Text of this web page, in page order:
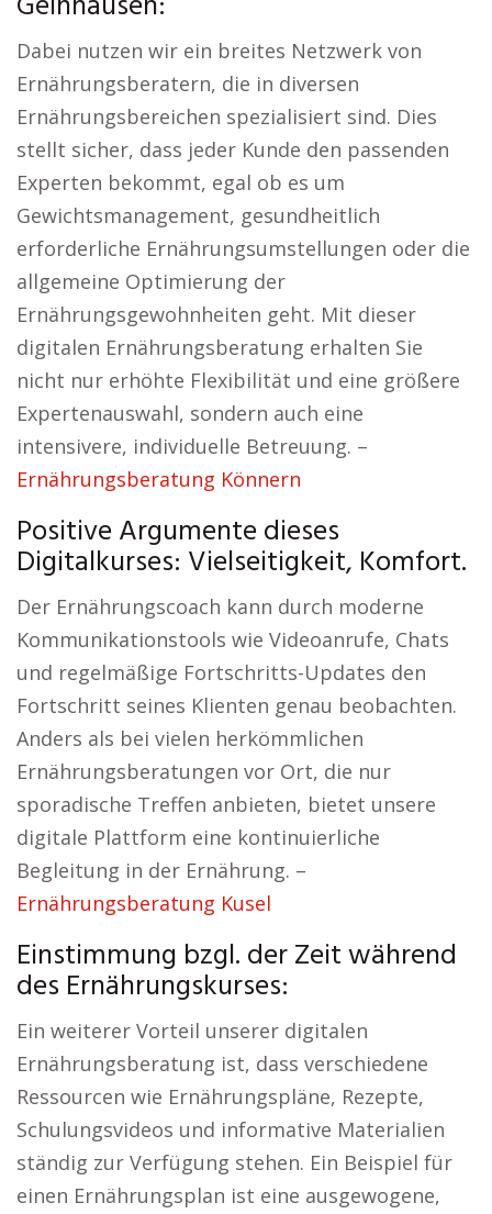
Dabei nutzen wir ein breites Netzwerk von
Ernährungsberatern, die in diversen
Ernährungsbereichen spezialisiert sind. Dies
stellt sicher, dass jeder Kunde den passenden
Experten bekommt, egal ob es um
Gewichtsmanagement, gesundheitlich
erforderliche Ernährungsumstellungen oder die
allgemeine Optimierung der
Ernährungsgewohnheiten geht. Mit dieser
digitalen Ernährungsberatung erhalten Sie
nicht nur erhöhte Flexibilität und eine größere
Expertenauswahl, sondern auch eine
intensivere, individuelle Betreuung. –
Ernährungsberatung Könnern
Positive Argumente dieses
Digitalkurses: Vielseitigkeit, Komfort.
Der Ernährungscoach kann durch moderne
Kommunikationstools wie Videoanrufe, Chats
und regelmäßige Fortschritts-Updates den
Fortschritt seines Klienten genau beobachten.
Anders als bei vielen herkömmlichen
Ernährungsberatungen vor Ort, die nur
sporadische Treffen anbieten, bietet unsere
digitale Plattform eine kontinuierliche
Begleitung in der Ernährung. –
Ernährungsberatung Kusel
Einstimmung bzgl. der Zeit während
des Ernährungskurses:
Ein weiterer Vorteil unserer digitalen
Ernährungsberatung ist, dass verschiedene
Ressourcen wie Ernährungspläne, Rezepte,
Schulungsvideos und informative Materialien
ständig zur Verfügung stehen. Ein Beispiel für
einen Ernährungsplan ist eine ausgewogene,